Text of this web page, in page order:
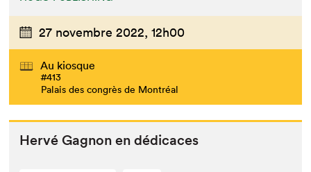
Que cherchez-vous?
27 novembre 2022, 12h00
Au kiosque
#413
Palais des congrès de Montréal
Hervé Gagnon en dédicaces